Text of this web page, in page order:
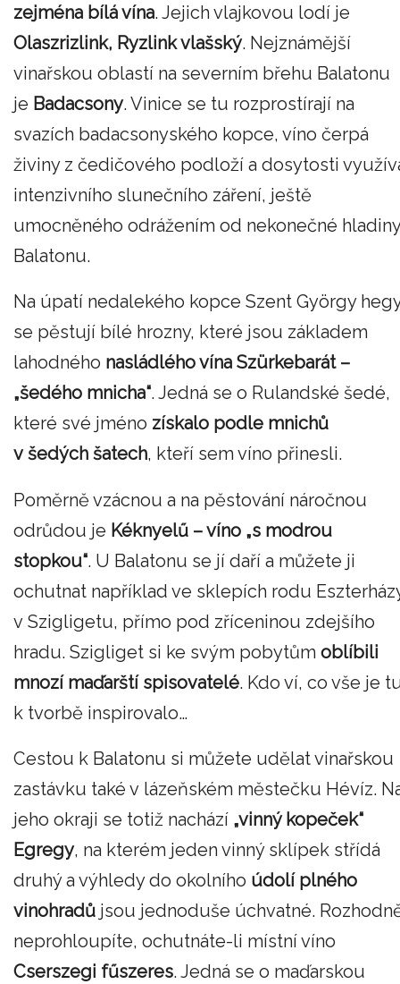
zejména bílá vína. Jejich vlajkovou lodí je
Olaszrizlink, Ryzlink vlašský. Nejznámější
vinařskou oblastí na severním břehu Balatonu
je Badacsony. Vinice se tu rozprostírají na
svazích badacsonyského kopce, víno čerpá
živiny z čedičového podloží a dosytosti
intenzivního slunečního záření, ještě
umocněného odrážením od nekonečné hladiny
Balatonu.
Na úpatí nedalekého kopce Szent György
se pěstují bílé hrozny, které jsou základem
lahodného nasládlého vína Szürkebarát –
„šedého mnicha“. Jedná se o Rulandské šedé,
které své jméno získalo podle mnichů
v šedých šatech, kteří sem víno přinesli.
Poměrně vzácnou a na pěstování náročnou
odrůdou je Kéknyelű – víno „s modrou
stopkou“. U Balatonu se jí daří a můžete ji
ochutnat například ve sklepích rodu
v Szigligetu, přímo pod zříceninou zdejšího
hradu. Szigliget si ke svým pobytům oblíbili
mnozí maďarští spisovatelé. Kdo ví, co vše je
k tvorbě inspirovalo…
Cestou k Balatonu si můžete udělat vinařskou
zastávku také v lázeňském městečku Hévíz.
jeho okraji se totiž nachází „vinný kopeček“
Egregy, na kterém jeden vinný sklípek střídá
druhý a výhledy do okolního údolí plného
vinohradů jsou jednoduše úchvatné.
neprohloupíte, ochutnáte-li místní víno
Cserszegi fűszeres. Jedná se o maďarskou